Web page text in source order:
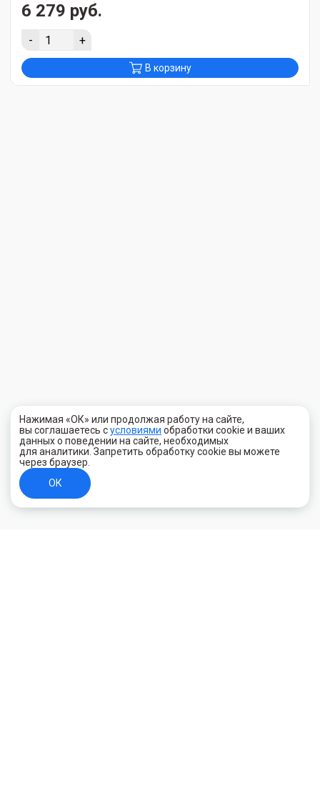
6 279 руб.
- +
В корзину
Нажимая «ОК» или продолжая работу на сайте,
вы соглашаетесь сусловиями обработки cookie и ваших
данных о поведении на сайте, необходимых
для аналитики. Запретить обработку cookie вы можете
через браузер.
ОК